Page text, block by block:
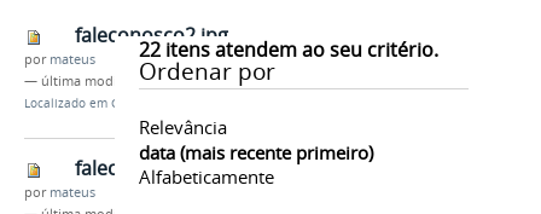
22itens atendem ao seu critério.
Ordenar por
Relevância
data (mais recente primeiro)
Alfabeticamente
faleconosco2.jpg
por mateus
— última modificação10/07/2020 12h24
Localizado em Contents
faleconosco.jpg
por mateus